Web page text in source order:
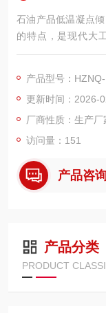
石油产品低温凝点
的特点，是现代大
品。符合GB/T
产品型号：
更新时间：2026-
厂商性质：生产厂
访问量：151
产品咨询
产品分类
PRODUCT